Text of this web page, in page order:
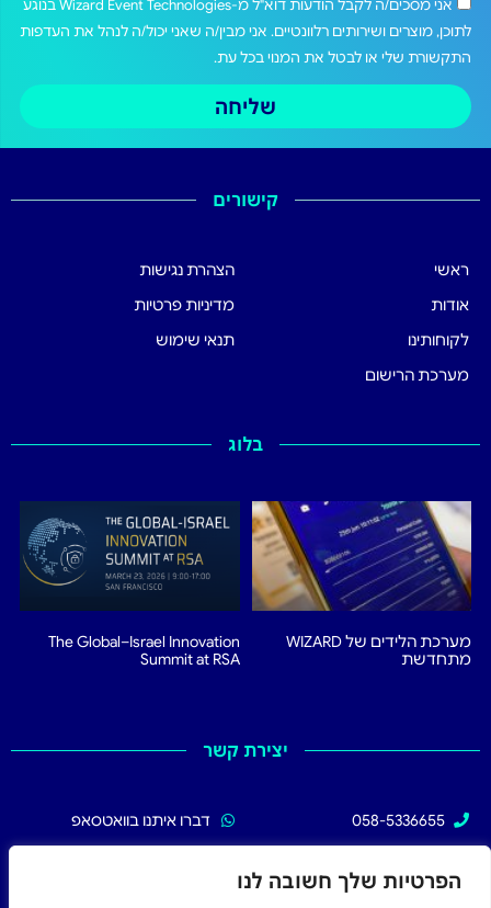
הפרטיות שלך חשובה לנו
אני מסכים/ה לקבל הודעות דוא"ל מ-Wizard Event Technologies בנוגע
לתוכן, מוצרים ושירותים רלוונטיים. אני מבין/ה שאני יכול/ה לנהל את העדפות
התקשורת שלי או לבטל את המנוי בכל עת.
שליחה
קישורים
ראשי
אודות
לקוחותינו
מערכת הרישום
הצהרת נגישות
מדיניות פרטיות
תנאי שימוש
בלוג
מערכת הלידים של WIZARD
מתחדשת
The Global–Israel Innovation
Summit at RSA
יצירת קשר
058-5336655
דברו איתנו בוואטסאפ